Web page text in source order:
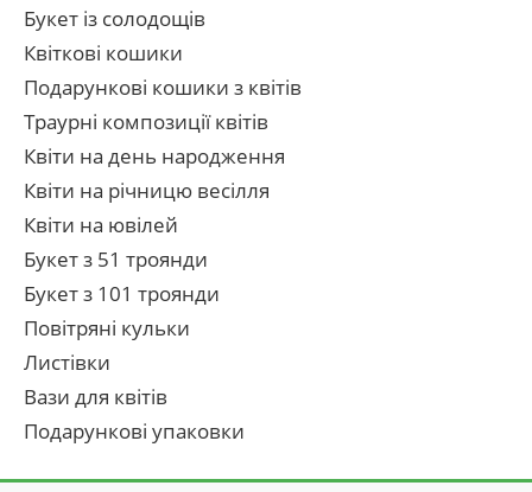
Букет із солодощів
Квіткові кошики
Подарункові кошики з квітів
Траурні композиції квітів
Квіти на день народження
Квіти на річницю весілля
Квіти на ювілей
Букет з 51 троянди
Букет з 101 троянди
Повітряні кульки
Листівки
Вази для квітів
Подарункові упаковки